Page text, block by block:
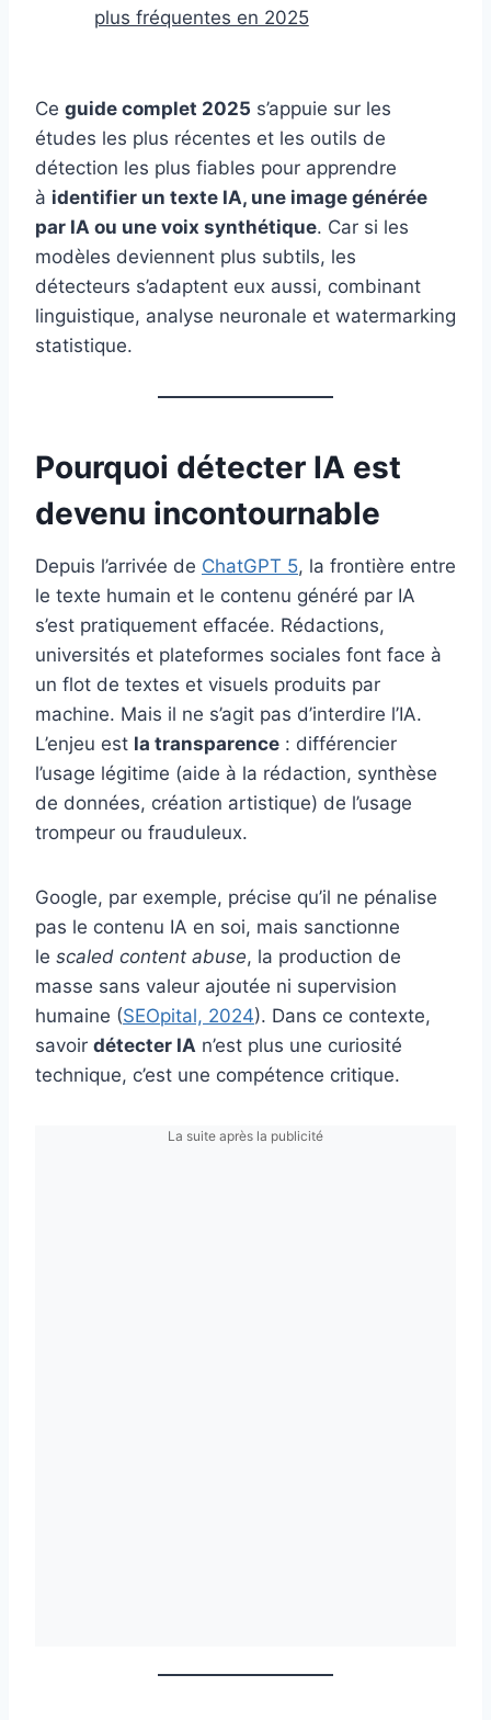
plus fréquentes en 2025
Ce guide complet 2025 s’appuie sur les
études les plus récentes et les outils de
détection les plus fiables pour apprendre
à identifier un texte IA, une image générée
par IA ou une voix synthétique. Car si les
modèles deviennent plus subtils, les
détecteurs s’adaptent eux aussi, combinant
linguistique, analyse neuronale et watermarking
statistique.
Pourquoi détecter IA est
devenu incontournable
Depuis l’arrivée de ChatGPT 5, la frontière entre
le texte humain et le contenu généré par IA
s’est pratiquement effacée. Rédactions,
universités et plateformes sociales font face à
un flot de textes et visuels produits par
machine. Mais il ne s’agit pas d’interdire l’IA.
L’enjeu est la transparence : différencier
l’usage légitime (aide à la rédaction, synthèse
de données, création artistique) de l’usage
trompeur ou frauduleux.
Google, par exemple, précise qu’il ne pénalise
pas le contenu IA en soi, mais sanctionne
le scaled content abuse, la production de
masse sans valeur ajoutée ni supervision
humaine (SEOpital, 2024). Dans ce contexte,
savoir détecter IA n’est plus une curiosité
technique, c’est une compétence critique.
La suite après la publicité